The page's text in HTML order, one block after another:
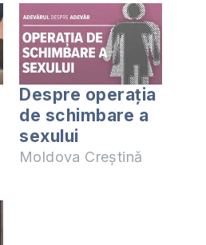
Despre operația
de schimbare a
sexului
Moldova Creștină